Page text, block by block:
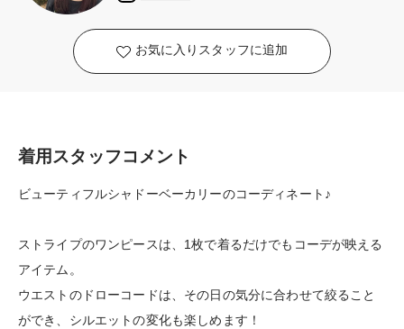
お気に入りスタッフに追加
着用スタッフコメント
ビューティフルシャドーベーカリーのコーディネート♪
ストライプのワンピースは、1枚で着るだけでもコーデが映える
アイテム。
ウエストのドローコードは、その日の気分に合わせて絞ること
ができ、シルエットの変化も楽しめます！